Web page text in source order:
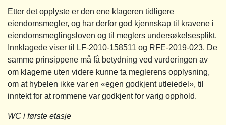
Etter det opplyste er den ene klageren tidligere
eiendomsmegler, og har derfor god kjennskap til kravene i
eiendomsmeglingsloven og til meglers undersøkelsesplikt.
Innklagede viser til LF-2010-158511 og RFE-2019-023. De
samme prinsippene må få betydning ved vurderingen av
om klagerne uten videre kunne ta meglerens opplysning,
om at hybelen ikke var en «egen godkjent utleiedel», til
inntekt for at rommene var godkjent for varig opphold.
WC i første etasje